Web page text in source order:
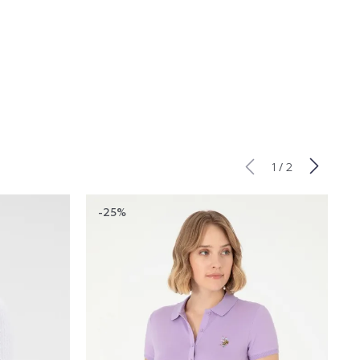
1 / 2
-25%